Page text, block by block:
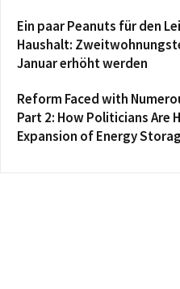
Ein paar Peanuts für den
Haushalt:
Januar erhöht werden
Reform Faced with
Part 2: How Politicians Are
Expansion of Energy